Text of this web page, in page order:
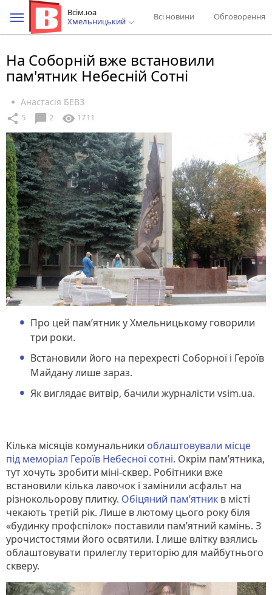
Всім.юа
Хмельницький
Всі новини Обговорення
На Соборній вже встановили
пам'ятник Небесній Сотні
Анастасія БЕВЗ
share 5 chat_bubble 2 visibility 1711
Про цей пам’ятник у Хмельницькому говорили
три роки.
Встановили його на перехресті Соборної і Героїв
Майдану лише зараз.
Як виглядає витвір, бачили журналісти vsim.ua.
Кілька місяців комунальники облаштовували місце
під меморіал Героїв Небесної сотні. Окрім пам’ятника,
тут хочуть зробити міні-сквер. Робітники вже
встановили кілька лавочок і замінили асфальт на
різнокольорову плитку. Обіцяний пам’ятник в місті
чекають третій рік. Лише в лютому цього року біля
«будинку профспілок» поставили пам’ятний камінь. З
урочистостями його освятили. І лише влітку взялись
облаштовувати прилеглу територію для майбутнього
скверу.